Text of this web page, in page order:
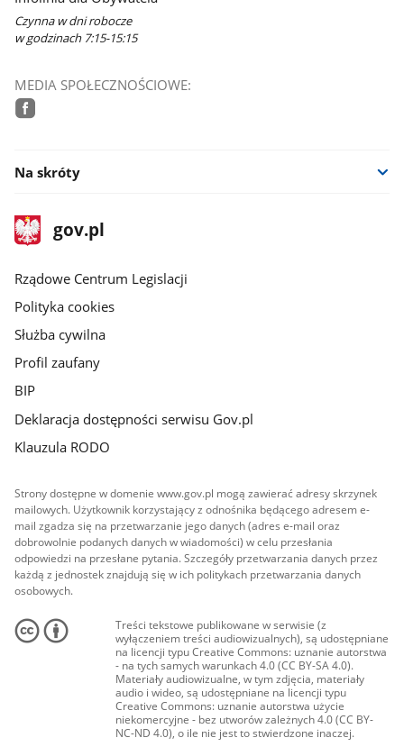
Czynna w dni robocze
w godzinach 7:15-15:15
MEDIA SPOŁECZNOŚCIOWE:
Na skróty
stopka
gov.plStrona
gov.pl
Rządowe Centrum Legislacji
Polityka cookies
Służba cywilna
Profil zaufany
BIP
Deklaracja dostępności serwisu Gov.pl
Klauzula RODO
Strony dostępne w domenie www.gov.pl mogą zawierać adresy skrzynek
mailowych. Użytkownik korzystający z odnośnika będącego adresem e-
mail zgadza się na przetwarzanie jego danych (adres e-mail oraz
dobrowolnie podanych danych w wiadomości) w celu przesłania
odpowiedzi na przesłane pytania. Szczegóły przetwarzania danych przez
każdą z jednostek znajdują się w ich politykach przetwarzania danych
osobowych.
Treści tekstowe publikowane w serwisie (z
wyłączeniem treści audiowizualnych), są udostępniane
na licencji typu Creative Commons: uznanie autorstwa
- na tych samych warunkach 4.0 (CC BY-SA 4.0).
Materiały audiowizualne, w tym zdjęcia, materiały
audio i wideo, są udostępniane na licencji typu
Creative Commons: uznanie autorstwa użycie
niekomercyjne - bez utworów zależnych 4.0 (CC BY-
NC-ND 4.0), o ile nie jest to stwierdzone inaczej.